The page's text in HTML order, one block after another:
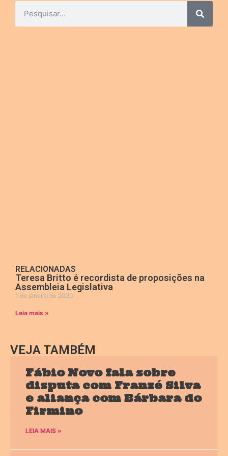
RELACIONADAS
Teresa Britto é recordista de proposições na
Assembleia Legislativa
1 de janeiro de 2020
Leia mais »
VEJA TAMBÉM
Fábio Novo fala sobre
disputa com Franzé Silva
e aliança com Bárbara do
Firmino
LEIA MAIS »